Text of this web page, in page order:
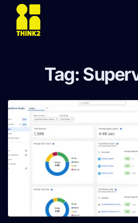
Tag: